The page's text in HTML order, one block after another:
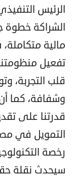
الرئيس
الشراكة خطوة
مالية
تفعيل
قلب التجربة،
قدرتنا على
التمويل في
رخصة
سيحدث نقلة